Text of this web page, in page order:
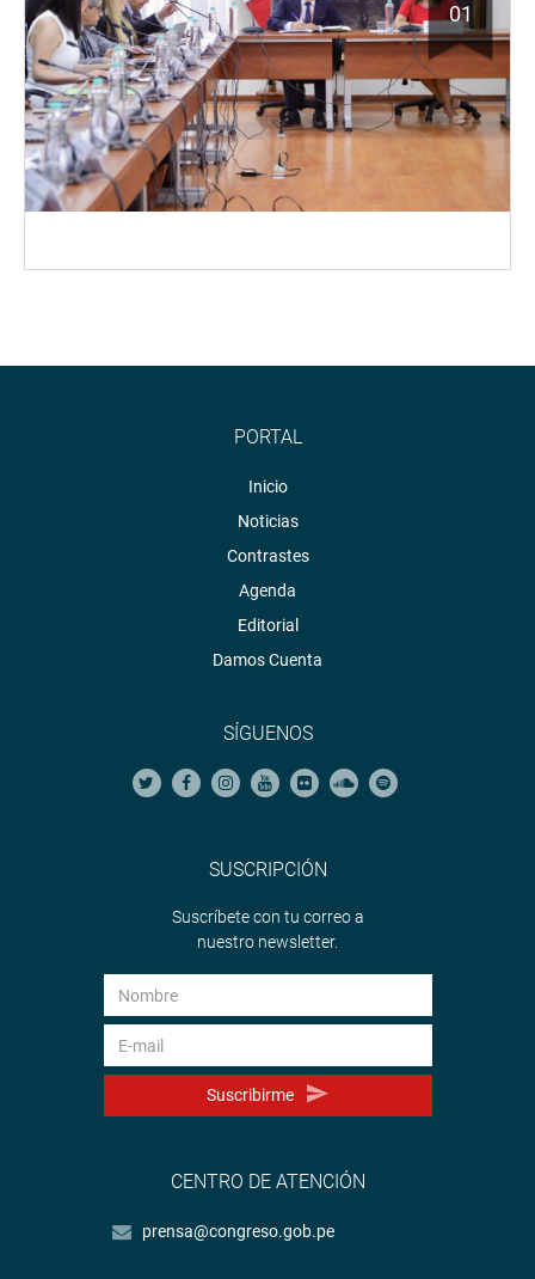
01
PORTAL
Inicio
Noticias
Contrastes
Agenda
Editorial
Damos Cuenta
SÍGUENOS
SUSCRIPCIÓN
Suscríbete con tu correo a
nuestro newsletter.
Suscribirme
CENTRO DE ATENCIÓN
prensa@congreso.gob.pe